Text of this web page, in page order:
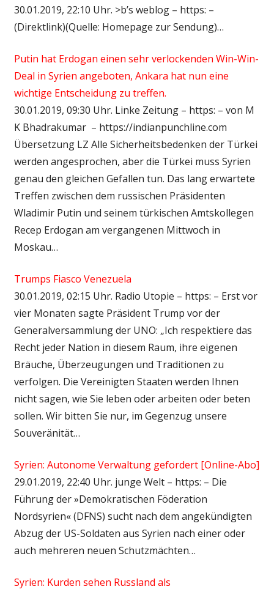
30.01.2019, 22:10 Uhr. >b’s weblog – https: –
(Direktlink)(Quelle: Homepage zur Sendung)…
Putin hat Erdogan einen sehr verlockenden Win-Win-
Deal in Syrien angeboten, Ankara hat nun eine
wichtige Entscheidung zu treffen.
30.01.2019, 09:30 Uhr. Linke Zeitung – https: – von M
K Bhadrakumar – https://indianpunchline.com
Übersetzung LZ Alle Sicherheitsbedenken der Türkei
werden angesprochen, aber die Türkei muss Syrien
genau den gleichen Gefallen tun. Das lang erwartete
Treffen zwischen dem russischen Präsidenten
Wladimir Putin und seinem türkischen Amtskollegen
Recep Erdogan am vergangenen Mittwoch in
Moskau…
Trumps Fiasco Venezuela
30.01.2019, 02:15 Uhr. Radio Utopie – https: – Erst vor
vier Monaten sagte Präsident Trump vor der
Generalversammlung der UNO: „Ich respektiere das
Recht jeder Nation in diesem Raum, ihre eigenen
Bräuche, Überzeugungen und Traditionen zu
verfolgen. Die Vereinigten Staaten werden Ihnen
nicht sagen, wie Sie leben oder arbeiten oder beten
sollen. Wir bitten Sie nur, im Gegenzug unsere
Souveränität…
Syrien: Autonome Verwaltung gefordert [Online-Abo]
29.01.2019, 22:40 Uhr. junge Welt – https: – Die
Führung der »Demokratischen Föderation
Nordsyrien« (DFNS) sucht nach dem angekündigten
Abzug der US-Soldaten aus Syrien nach einer oder
auch mehreren neuen Schutzmächten…
Syrien: Kurden sehen Russland als